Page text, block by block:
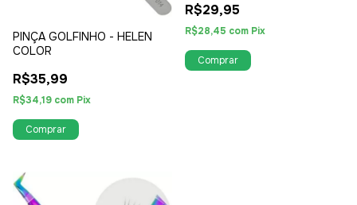
PINÇA GOLFINHO - HELEN
COLOR
R$35,99
R$34,19 com Pix
R$29,95
R$28,45 com Pix